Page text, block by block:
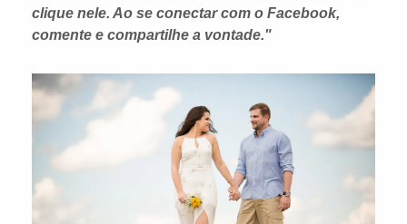
clique nele. Ao se conectar com o Facebook,
comente e compartilhe a vontade."